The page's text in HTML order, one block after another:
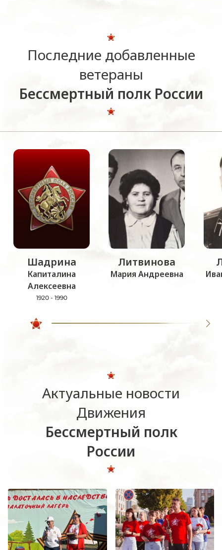
Последние добавленные
ветераны
Бессмертный полк России
Шадрина
Капиталина
Алексеевна
1920 - 1990
Литвинова
Мария Андреевна
Актуальные новости
Движения
Бессмертный полк
России